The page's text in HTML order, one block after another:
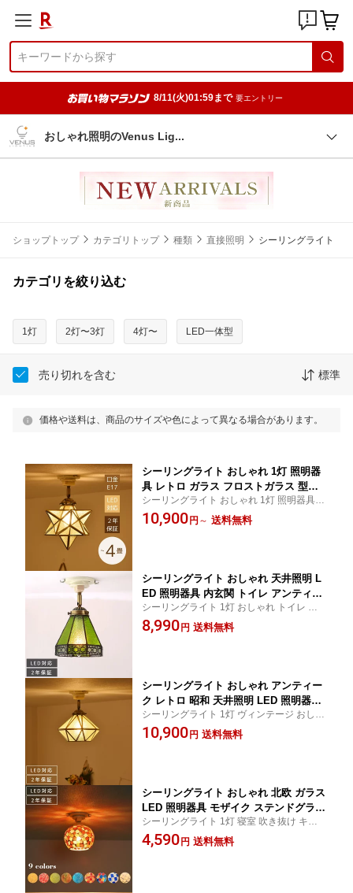
8/11(火)01:59まで 要エントリー
おしゃれ照明のVenus Lig
ショップトップ カテゴリトップ 種類 直接照明 シーリングライト
カテゴリを絞り込む
1灯 2灯〜3灯 4灯〜 LED一体型
売り切れを含む 標準
価格や送料は、商品のサイズや色によって異なる場合があります。
シーリングライト おしゃれ 1灯 照明器
具 レトロ ガラス フロストガラス 型板
ガラス 天井照明 LED 星型 トイレ 階段
内玄関 カフェ 脱衣所 アンティーク リ
シーリングライト おしゃれ 1灯 照明器具 レ
トロ ガラス フロストガラス 型板ガラス 天
井照明 LED 星型 トイレ 階段 玄関 カフェ
10,900 円 ～ 送料無料
シーリングライト おしゃれ 天井照明 L
ED 照明器具 内玄関 トイレ アンティー
ク レトロ 昭和 階段 キッチン カフェ リ
ビング ダイニング ベッドルーム ヴィン
シーリングライト 1灯 おしゃれ トイレ ガラ
ス レトロ 階段 ヴィンテージ リビング 雑貨
寝室 ダイニング カフェ キッチン シンプル
8,990 円 送料無料
シーリングライト おしゃれ アンティー
ク レトロ 昭和 天井照明 LED 照明器具
内玄関 トイレ 階段 ヴィンテージ 型板
ガラス 脱衣所 廊下 ダイニング 洗面所
シーリングライト 1灯 ヴィンテージ おしゃ
れ トイレ 階段 リビング キッチン 店舗 ガラ
ス レトロ 雑貨 寝室 ダイニング カフェ シン
10,900 円 送料無料
シーリングライト おしゃれ 北欧 ガラス
LED 照明器具 モザイク ステンドグラス
天井照明 ビードロ アンティーク レトロ
かわいい シンプル 和室 トイレ リビン
シーリングライト 1灯 寝室 吹き抜け キッチ
ン 店舗 階段 ダイニング カフェ 食卓 玄関
ガラス シンプル モダン アンティーク おし
4,590 円 送料無料